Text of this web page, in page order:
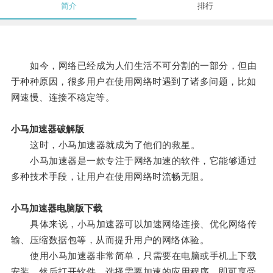
简介 排行
如今，网络已经成为人们生活不可分割的一部分，但由
于种种原因，很多用户在使用网络时遇到了诸多问题，比如
网速慢、连接不稳定等。
小马加速器破解版
这时，小马加速器就成为了他们的救星。
小马加速器是一款专注于网络加速的软件，它能够通过
多种技术手段，让用户在使用网络时流畅无阻。
小马加速器电脑版下载
具体来说，小马加速器可以加速网络连接、优化网络传
输、压缩数据包等，从而提升用户的网络体验。
使用小马加速器非常简单，只需要在电脑或手机上下载